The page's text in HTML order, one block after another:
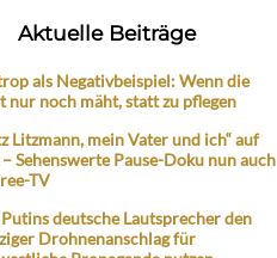
Aktuelle Beiträge
als Negativbeispiel: Wenn die
nur noch mäht, statt zu pflegen
Litzmann, mein Vater und ich“ auf
Sehenswerte Pause-Doku nun auch
TV
deutsche Lautsprecher den
Drohnenanschlag für